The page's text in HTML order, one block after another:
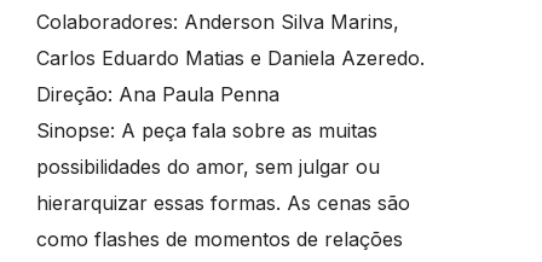
Colaboradores: Anderson Silva Marins,
Carlos Eduardo Matias e Daniela Azeredo.
Direção: Ana Paula Penna
Sinopse: A peça fala sobre as muitas
possibilidades do amor, sem julgar ou
hierarquizar essas formas. As cenas são
como flashes de momentos de relações